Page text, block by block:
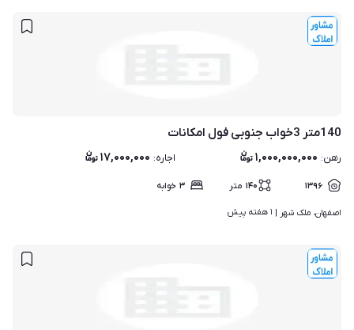
140متر 3خواب جنوبی فول امکانات
رهن: ۱,۰۰۰,۰۰۰,۰۰۰ اجاره: ۱۷,۰۰۰,۰۰۰
۱۳۹۶ ۱۴۰ متر ۳ خوابه
اصفهان، ملک شهر | ۱ هفته پیش